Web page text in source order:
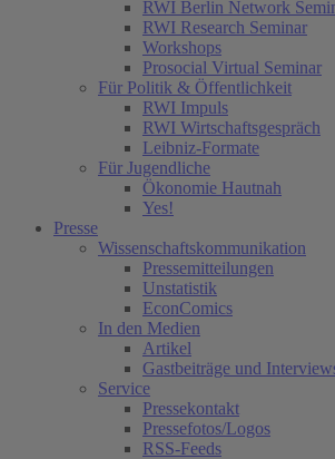
RWI Berlin Network
RWI Research Seminar
Workshops
Prosocial Virtual Seminar
Für Politik & Öffentlichkeit
RWI Impuls
RWI Wirtschaftsgespräch
Leibniz-Formate
Für Jugendliche
Ökonomie Hautnah
Yes!
Presse
Wissenschaftskommunikation
Pressemitteilungen
Unstatistik
EconComics
In den Medien
Artikel
Gastbeiträge und
Service
Pressekontakt
Pressefotos/Logos
RSS-Feeds